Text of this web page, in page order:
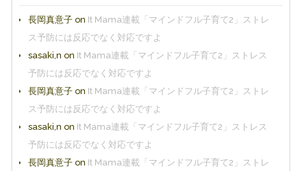
長岡真意子on It Mama連載「マインドフル子育て2」ストレ
ス予防には反応でなく対応ですよ
sasaki,n on It Mama連載「マインドフル子育て2」ストレス
予防には反応でなく対応ですよ
長岡真意子on It Mama連載「マインドフル子育て2」ストレ
ス予防には反応でなく対応ですよ
sasaki,n on It Mama連載「マインドフル子育て2」ストレス
予防には反応でなく対応ですよ
長岡真意子on It Mama連載「マインドフル子育て2」ストレ